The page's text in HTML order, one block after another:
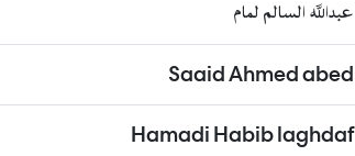
عبدالله السالم لمام
Saaid Ahmed abed
Hamadi Habib laghdaf